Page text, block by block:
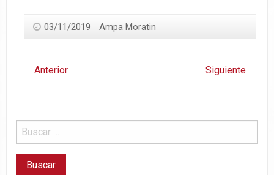
03/11/2019 Ampa Moratin
Anterior Siguiente